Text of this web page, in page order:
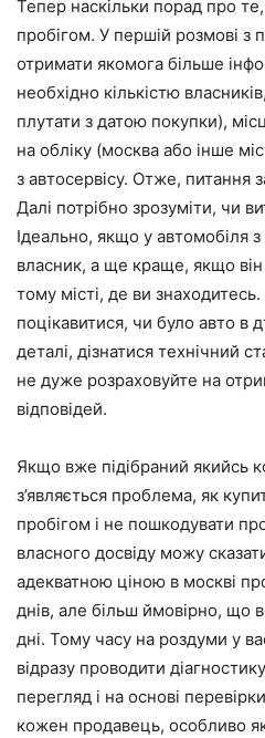
Тепер наскільки порад про
пробігом. У першій розмові з
отримати якомога більше
необхідно кількістю
плутати з датою покупки),
на обліку (москва або інше
з автосервісу. Отже, питання
Далі потрібно зрозуміти, чи
Ідеально, якщо у автомобіля
власник, а ще краще, якщо
тому місті, де ви
поцікавитися, чи було авто в
деталі, дізнатися технічний
не дуже розраховуйте на
відповідей.
Якщо вже підібраний якийсь
з’являється проблема, як
пробігом і не пошкодувати
власного досвіду можу
адекватною ціною в москві
днів, але більш ймовірно, що
дні. Тому часу на роздуми у
відразу проводити
перегляд і на основі
кожен продавець, особливо